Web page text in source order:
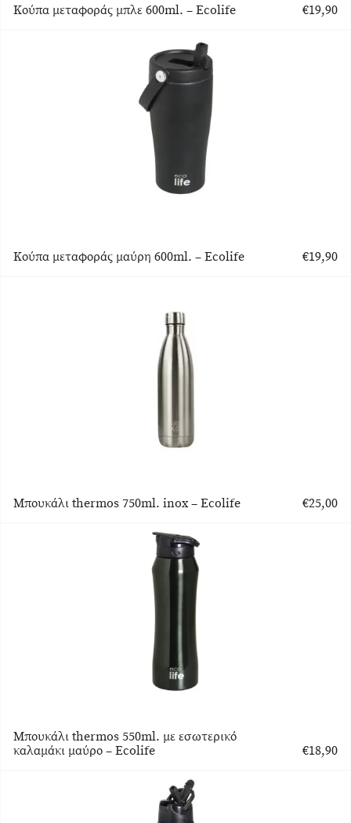
Κούπα μεταφοράς μπλε 600ml. – Ecolife €19,90
Κούπα μεταφοράς μαύρη 600ml. – Ecolife €19,90
Μπουκάλι thermos 750ml. inox – Ecolife €25,00
Μπουκάλι thermos 550ml. με εσωτερικό
καλαμάκι μαύρο – Ecolife
€18,90